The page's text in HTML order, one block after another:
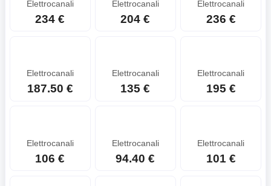
Elettrocanali
234 €
Elettrocanali
204 €
Elettrocanali
236 €
Elettrocanali
187.50 €
Elettrocanali
135 €
Elettrocanali
195 €
Elettrocanali
106 €
Elettrocanali
94.40 €
Elettrocanali
101 €